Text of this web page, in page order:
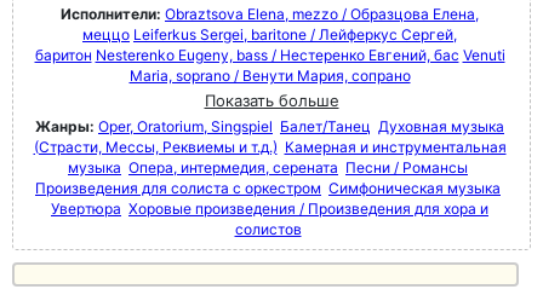
Исполнители: Obraztsova Elena, mezzo / Образцова Елена,
меццо Leiferkus Sergei, baritone / Лейферкус Сергей,
баритон Nesterenko Eugeny, bass / Нестеренко Евгений, бас Venuti
Maria, soprano / Венути Мария, сопрано
Показать больше
Жанры: Oper, Oratorium, Singspiel Балет/Танец Духовная музыка
(Страсти, Мессы, Реквиемы и т.д.) Камерная и инструментальная
музыка Опера, интермедия, серената Песни / Романсы
Произведения для солиста с оркестром Симфоническая музыка
Увертюра Хоровые произведения / Произведения для хора и
солистов